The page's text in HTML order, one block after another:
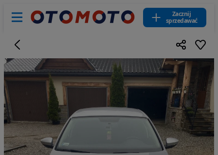
Zacznij
sprzedawać